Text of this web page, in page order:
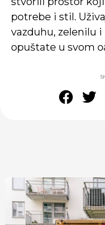
potrebe i stil.
vazduhu, zelenilu
opuštate u svom